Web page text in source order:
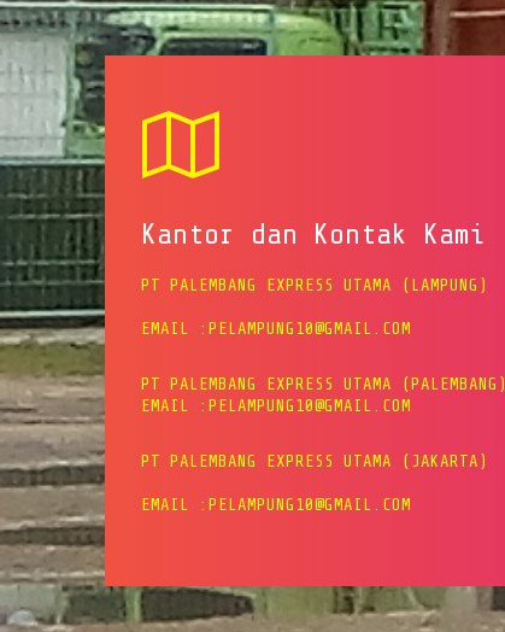
Kantor dan Kontak Kami
PT PALEMBANG EXPRESS UTAMA (LAMPUNG)
EMAIL :PELAMPUNG10@GMAIL.COM
PT PALEMBANG EXPRESS UTAMA (PALEMBANG)
EMAIL :PELAMPUNG10@GMAIL.COM
PT PALEMBANG EXPRESS UTAMA (JAKARTA)
EMAIL :PELAMPUNG10@GMAIL.COM